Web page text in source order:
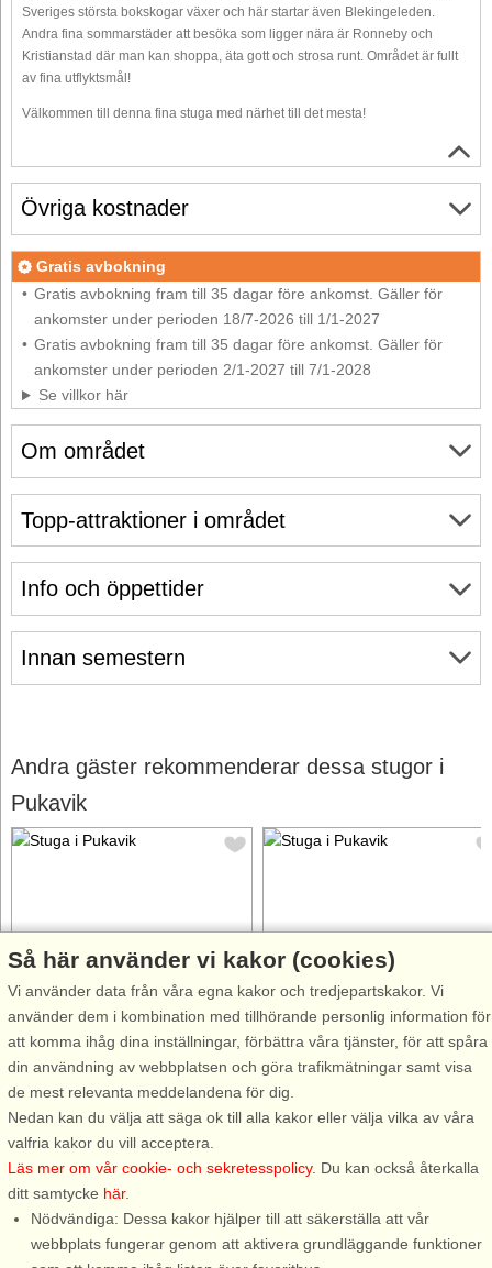
Sveriges största bokskogar växer och här startar även Blekingeleden.
Andra fina sommarstäder att besöka som ligger nära är Ronneby och
Kristianstad där man kan shoppa, äta gott och strosa runt. Området är fullt
av fina utflyktsmål!
Välkommen till denna fina stuga med närhet till det mesta!
Om området
Info och öppettider
Innan semestern
Övriga kostnader
Gratis avbokning
Gratis avbokning fram till 35 dagar före ankomst. Gäller för
ankomster under perioden 18/7-2026 till 1/1-2027
Gratis avbokning fram till 35 dagar före ankomst. Gäller för
ankomster under perioden 2/1-2027 till 7/1-2028
Se villkor här
Topp-attraktioner i området
Andra gäster rekommenderar dessa stugor i
Pukavik
Stugnr: 48354
Pukavik
6 personer, 80 m²
10 m till sjö/hav:.
Vilken dröm! Att få bo vid havet
med panoramautsikt med en
egen liten strand! Välkommen
till detta fina hus med plats för
sex att bo. I huset finns ett
vardagsrum med kombinerad
matplats med en fantastisk ...
Stugnr: 43305
Pukavik
2 personer, 43 m²
10 m till sjö/hav:.
Renoverat 2016 och endast 10
m från havet! Stor terrass runt
den vackra Blekingska
vardagsrummet har ni denna
alldeles hänförande utsikt,
Så här använder vi kakor (cookies)
Vi använder data från våra egna kakor och tredjepartskakor. Vi
använder dem i kombination med tillhörande personlig information för
att komma ihåg dina inställningar, förbättra våra tjänster, för att spåra
din användning av webbplatsen och göra trafikmätningar samt visa
de mest relevanta meddelandena för dig.
Nedan kan du välja att säga ok till alla kakor eller välja vilka av våra
valfria kakor du vill acceptera.
Läs mer om vår cookie- och sekretesspolicy. Du kan också återkalla
ditt samtycke här.
Nödvändiga: Dessa kakor hjälper till att säkerställa att vår
webbplats fungerar genom att aktivera grundläggande funktioner